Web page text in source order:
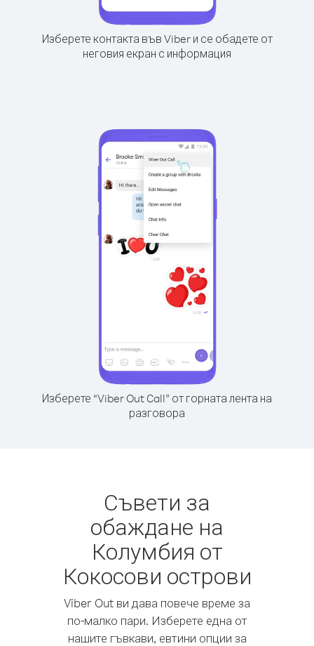
Изберете контакта във Viber и се обадете от
неговия екран с информация
Изберете “Viber Out Call” от горната лента на
разговора
Съвети за
обаждане на
Колумбия от
Кокосови острови
Viber Out ви дава повече време за
по-малко пари. Изберете една от
нашите гъвкави, евтини опции за